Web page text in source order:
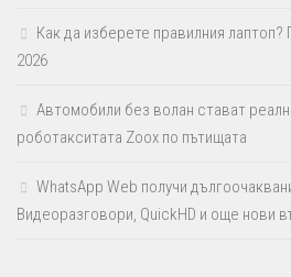
Как да изберете правилния
2026
Автомобили без волан стават
роботакситата Zoox по пътищата
WhatsApp Web получи
Видеоразговори, QuickHD и още нови